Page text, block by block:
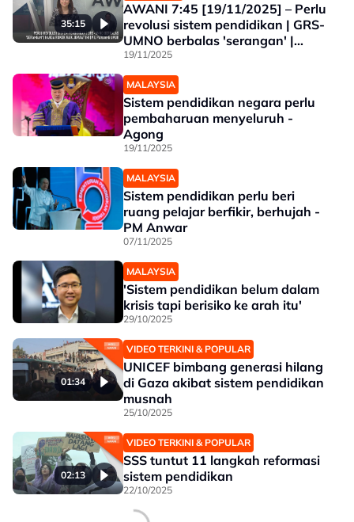
35:15
AWANI 7:45 [19/11/2025] – Perlu
revolusi sistem pendidikan | GRS-
UMNO berbalas 'serangan' |
Harga rokok naik Jumaat ini
19/11/2025
MALAYSIA
Sistem pendidikan negara perlu
pembaharuan menyeluruh -
Agong
19/11/2025
MALAYSIA
Sistem pendidikan perlu beri
ruang pelajar berfikir, berhujah -
PM Anwar
07/11/2025
MALAYSIA
'Sistem pendidikan belum dalam
krisis tapi berisiko ke arah itu'
29/10/2025
01:34
VIDEO TERKINI & POPULAR
UNICEF bimbang generasi hilang
di Gaza akibat sistem pendidikan
musnah
25/10/2025
02:13
VIDEO TERKINI & POPULAR
SSS tuntut 11 langkah reformasi
sistem pendidikan
22/10/2025